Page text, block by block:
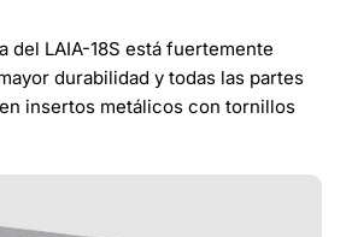
del LAIA-18S está fuertemente
durabilidad y todas las partes
insertos metálicos con tornillos